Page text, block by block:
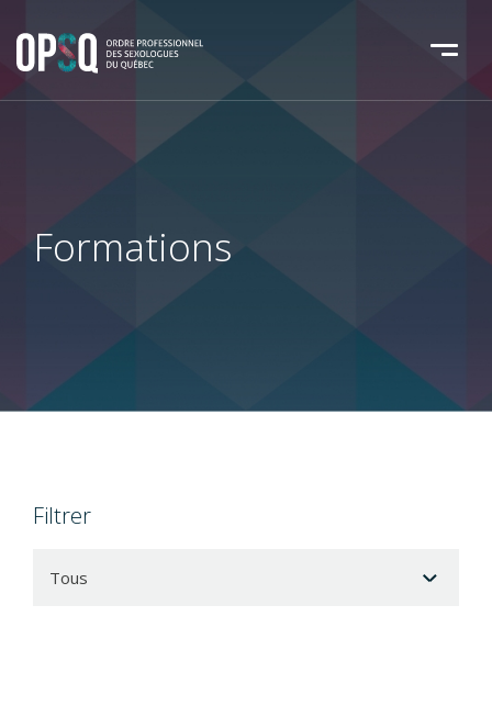
Formations
Filtrer